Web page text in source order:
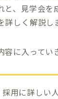
と、見学会を
しく解説し
容に入ってい
採用に詳しい